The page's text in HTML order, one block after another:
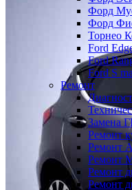
Форд
Форд
Торнео
Ford
Ford
Ford S
Ремонт
Замена
Ремонт
Ремонт
Ремонт
Ремонт
Ремонт